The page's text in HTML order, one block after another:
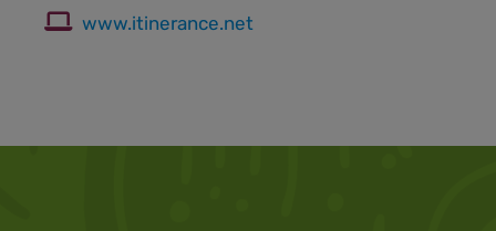
www.itinerance.net